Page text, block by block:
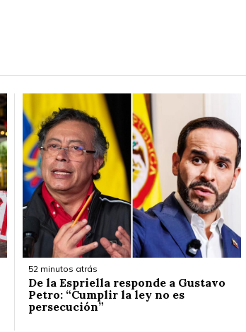
52 minutos atrás
De la Espriella responde a Gustavo
Petro: “Cumplir la ley no es
persecución”